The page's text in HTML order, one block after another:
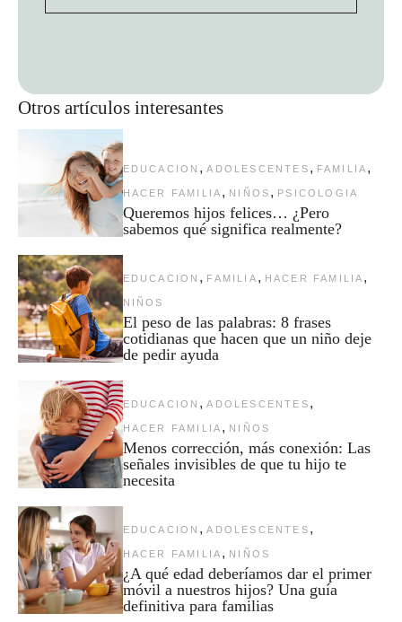
Otros artículos interesantes
EDUCACION , ADOLESCENTES , FAMILIA ,
HACER FAMILIA , NIÑOS , PSICOLOGIA
Queremos hijos felices… ¿Pero
sabemos qué significa realmente?
EDUCACION , FAMILIA , HACER FAMILIA ,
NIÑOS
El peso de las palabras: 8 frases
cotidianas que hacen que un niño deje
de pedir ayuda
EDUCACION , ADOLESCENTES ,
HACER FAMILIA , NIÑOS
Menos corrección, más conexión: Las
señales invisibles de que tu hijo te
necesita
EDUCACION , ADOLESCENTES ,
HACER FAMILIA , NIÑOS
¿A qué edad deberíamos dar el primer
móvil a nuestros hijos? Una guía
definitiva para familias